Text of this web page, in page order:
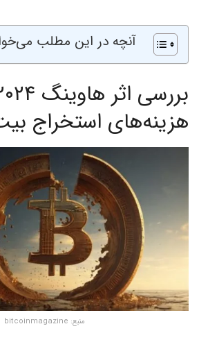
آنچه در این مطلب
هزینه‌های استخراج
منبع: bitcoinmagazine